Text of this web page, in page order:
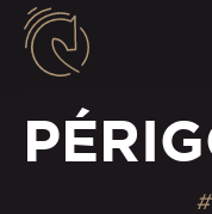
Panneau de